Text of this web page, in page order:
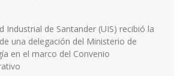
Industrial de Santander (UIS) recibió la
una delegación del Ministerio de
en el marco del Convenio